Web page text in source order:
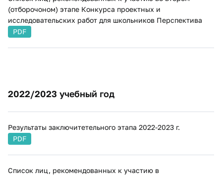
(отборочоном) этапе Конкурса проектных и
исследовательских работ для школьников Перспектива
PDF
​​2022/2023 учебный год
Результаты заключитетельного этапа 2022-2023 г.
PDF
Список лиц, рекомендованных к участию в